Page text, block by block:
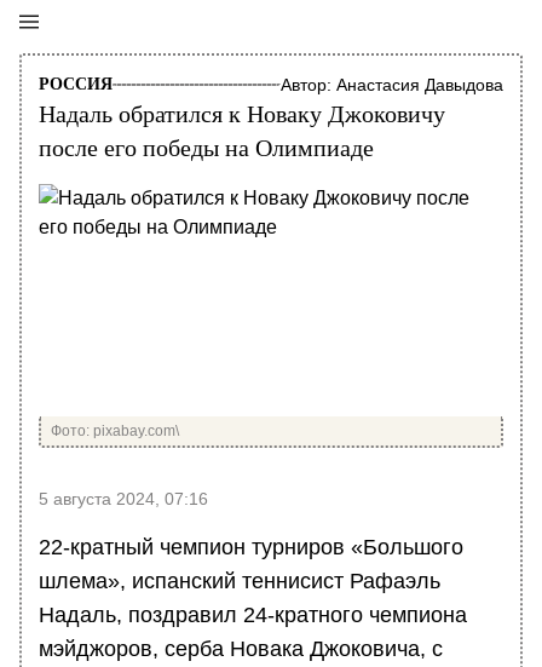
РОССИЯ Автор: Анастасия Давыдова
Надаль обратился к Новаку Джоковичу
после его победы на Олимпиаде
Фото: pixabay.com\
5 августа 2024, 07:16
22-кратный чемпион турниров «Большого
шлема», испанский теннисист Рафаэль
Надаль, поздравил 24-кратного чемпиона
мэйджоров, серба Новака Джоковича, с